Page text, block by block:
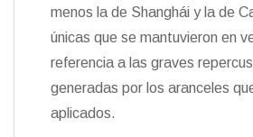
menos la de Shanghái y la de
únicas que se mantuvieron en
referencia a las graves
generadas por los aranceles
aplicados.